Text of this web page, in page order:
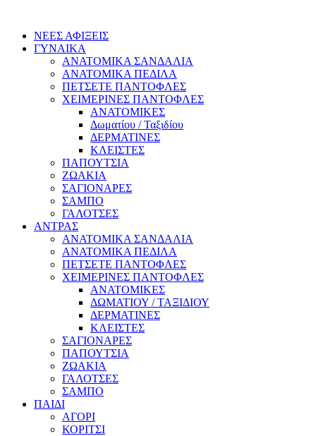
ΝΕΕΣ ΑΦΙΞΕΙΣ
ΓΥΝΑΙΚΑ
ΑΝΑΤΟΜΙΚΑ ΣΑΝΔΑΛΙΑ
ΑΝΑΤΟΜΙΚΑ ΠΕΔΙΛΑ
ΠΕΤΣΕΤΕ ΠΑΝΤΟΦΛΕΣ
ΧΕΙΜΕΡΙΝΕΣ ΠΑΝΤΟΦΛΕΣ
ΑΝΑΤΟΜΙΚΕΣ
Δωματίου / Ταξιδίου
ΔΕΡΜΑΤΙΝΕΣ
ΚΛΕΙΣΤΕΣ
ΠΑΠΟΥΤΣΙΑ
ΖΩΑΚΙΑ
ΣΑΓΙΟΝΑΡΕΣ
ΣΑΜΠΟ
ΓΑΛΟΤΣΕΣ
ΑΝΤΡΑΣ
ΑΝΑΤΟΜΙΚΑ ΣΑΝΔΑΛΙΑ
ΑΝΑΤΟΜΙΚΑ ΠΕΔΙΛΑ
ΠΕΤΣΕΤΕ ΠΑΝΤΟΦΛΕΣ
ΧΕΙΜΕΡΙΝΕΣ ΠΑΝΤΟΦΛΕΣ
ΑΝΑΤΟΜΙΚΕΣ
ΔΩΜΑΤΙΟΥ / ΤΑΞΙΔΙΟΥ
ΔΕΡΜΑΤΙΝΕΣ
ΚΛΕΙΣΤΕΣ
ΣΑΓΙΟΝΑΡΕΣ
ΠΑΠΟΥΤΣΙΑ
ΖΩΑΚΙΑ
ΓΑΛΟΤΣΕΣ
ΣΑΜΠΟ
ΠΑΙΔΙ
ΑΓΟΡΙ
ΚΟΡΙΤΣΙ